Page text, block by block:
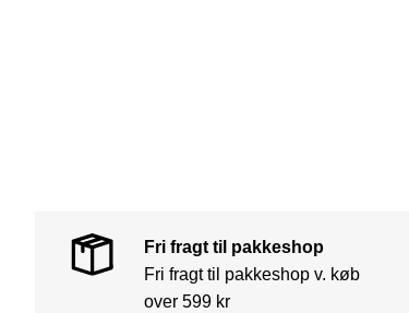
Fri fragt til pakkeshop
Fri fragt til pakkeshop v. køb
over 599 kr